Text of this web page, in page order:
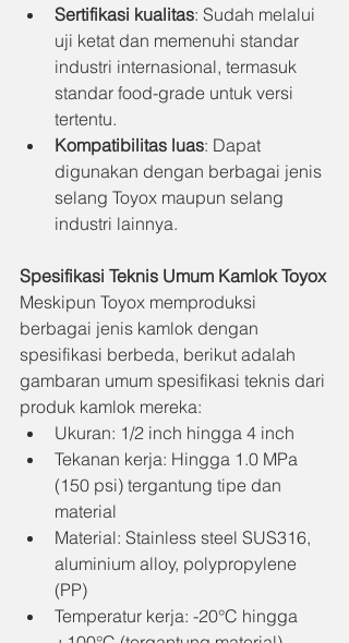
Sertifikasi kualitas: Sudah melalui
uji ketat dan memenuhi standar
industri internasional, termasuk
standar food-grade untuk versi
tertentu.
Kompatibilitas luas: Dapat
digunakan dengan berbagai jenis
selang Toyox maupun selang
industri lainnya.
Spesifikasi Teknis Umum Kamlok Toyox
Meskipun Toyox memproduksi
berbagai jenis kamlok dengan
spesifikasi berbeda, berikut adalah
gambaran umum spesifikasi teknis dari
produk kamlok mereka:
Ukuran: 1/2 inch hingga 4 inch
Tekanan kerja: Hingga 1.0 MPa
(150 psi) tergantung tipe dan
material
Material: Stainless steel SUS316,
aluminium alloy, polypropylene
(PP)
Temperatur kerja: -20°C hingga